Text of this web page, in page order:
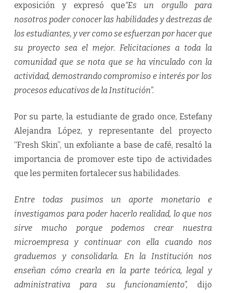
exposición y expresó que“Es un orgullo para
nosotros poder conocer las habilidades y destrezas de
los estudiantes, y ver como se esfuerzan por hacer que
su proyecto sea el mejor. Felicitaciones a toda la
comunidad que se nota que se ha vinculado con la
actividad, demostrando compromiso e interés por los
procesos educativos de la Institución”.
Por su parte, la estudiante de grado once, Estefany
Alejandra López, y representante del proyecto
“Fresh Skin”, un exfoliante a base de café, resaltó la
importancia de promover este tipo de actividades
que les permiten fortalecer sus habilidades.
Entre todas pusimos un aporte monetario e
investigamos para poder hacerlo realidad, lo que nos
sirve mucho porque podemos crear nuestra
microempresa y continuar con ella cuando nos
graduemos y consolidarla. En la Institución nos
enseñan cómo crearla en la parte teórica, legal y
administrativa para su funcionamiento”, dijo